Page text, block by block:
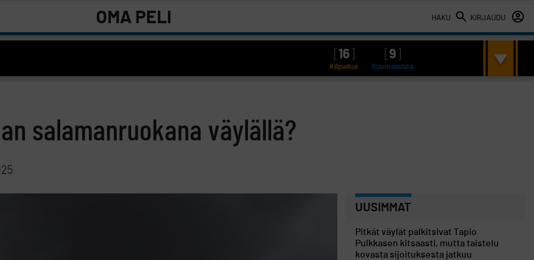
HAKU KIRJAUDU
OMA PELI
16 9
Kilpailua Suomalaista
salamanruokana väylällä?
UUSIMMAT
Pitkät väylät palkitsivat Tapio
Pulkkasen kitsaasti, mutta taistelu
kovasta sijoituksesta jatkuu